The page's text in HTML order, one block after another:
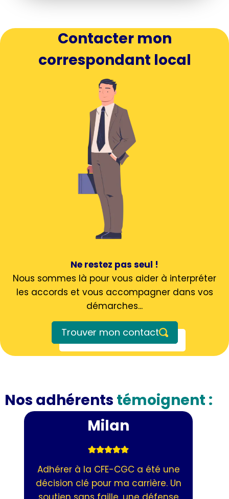
Contacter mon
correspondant local
Ne restez pas seul !
Nous sommes là pour vous aider à interpréter
les accords et vous accompagner dans vos
démarches...
Trouver mon contact
Nos adhérents témoignent :